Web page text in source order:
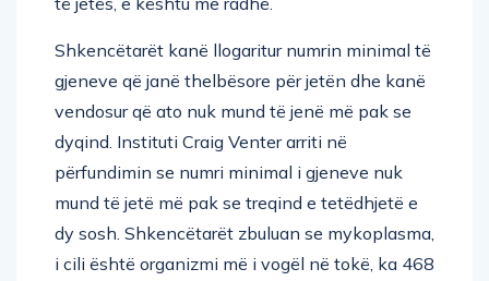
Shkencëtarët kanë llogaritur numrin minimal të
gjeneve që janë thelbësore për jetën dhe kanë
vendosur që ato nuk mund të jenë më pak se
dyqind. Instituti Craig Venter arriti në
përfundimin se numri minimal i gjeneve nuk
mund të jetë më pak se treqind e tetëdhjetë e
dy sosh. Shkencëtarët zbuluan se mykoplasma,
i cili është organizmi më i vogël në tokë, ka 468